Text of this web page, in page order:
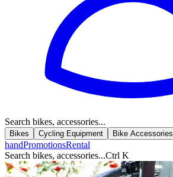
Search bikes, accessories...
Bikes Cycling Equipment Bike Accessories
handPromotionsRental
Search bikes, accessories...Ctrl K